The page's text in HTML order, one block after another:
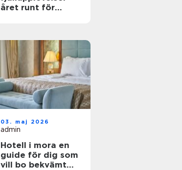
året runt för
03. maj 2026
admin
Hotell i mora en
guide för dig som
vill bo bekvämt